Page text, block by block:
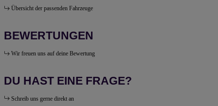
Übersicht der passenden Fahrzeuge
BEWERTUNGEN
Wir freuen uns auf deine Bewertung
DU HAST EINE FRAGE?
Schreib uns gerne direkt an